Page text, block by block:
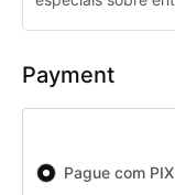
Payment
Pague com PIX